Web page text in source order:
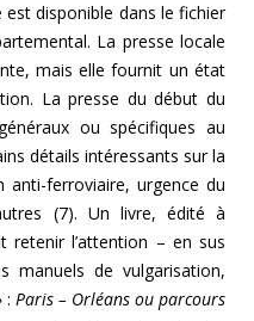
est disponible dans le fichier
La presse locale
mais elle fournit un état
La presse du début du
ou spécifiques au
détails intéressants sur la
anti-ferroviaire, urgence du
(7). Un livre, édité à
retenir l’attention – en sus
manuels de vulgarisation,
: Paris – Orléans ou parcours